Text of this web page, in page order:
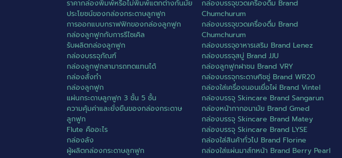
ราคากล่องพิมพ์หรือไม่พิมพ์แตกต่างกันมั๊ย
ประโยชน์ของกล่องกระดาษลูกฟูก
การออกแบบกราฟฟิกของกล่องลูกฟูก
กล่องลูกฟูกกับการรีไซเคิล
รับผลิตกล่องลูกฟูก
กล่องบรรจุภัณฑ์
กล่องลูกฟูกสามารถทดแทนได้
กล่องสั่งทำ
กล่องลูกฟูก
แผ่นกระดาษลูกฟูก 3 ชั้น 5 ชั้น
ความคุ้มค่าและยั่งยืนของกล่องกระดาษ
ลูกฟูก
Flute คืออะไร
กล่องลัง
ผู้ผลิตกล่องกระดาษลูกฟูก
กล่องบรรจุขวดเครื่องดื่ม Brand
Chumchurum
กล่องบรรจุขวดเครื่องดื่ม Brand
Chumchurum
กล่องบรรจุอาหารเสริม Brand Lenez
กล่องบรรจุสบู่ Brand JJU
กล่องลูกฟูกฝาชน Brand VRY
กล่องบรรจุกระดาษทิชชู่ Brand WR20
กล่องใส่เครื่องนอนเยื่อไผ่ Brand Vintel
กล่องบรรจุ Skincare Brand Sangarun
กล่องหน้ากากอนามัย Brand Gmed
กล่องบรรจุ Skincare Brand Matey
กล่องบรรจุ Skincare Brand LYSE
กล่องใส่สินค้าทั่วไป Brand Florine
กล่องใส่แผ่นมาส์กหน้า Brand Berry Pearl